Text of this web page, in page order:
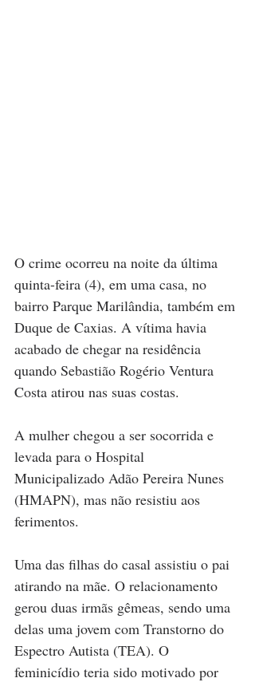
O crime ocorreu na noite da última
quinta-feira (4), em uma casa, no
bairro Parque Marilândia, também em
Duque de Caxias. A vítima havia
acabado de chegar na residência
quando Sebastião Rogério Ventura
Costa atirou nas suas costas.
A mulher chegou a ser socorrida e
levada para o Hospital
Municipalizado Adão Pereira Nunes
(HMAPN), mas não resistiu aos
ferimentos.
Uma das filhas do casal assistiu o pai
atirando na mãe. O relacionamento
gerou duas irmãs gêmeas, sendo uma
delas uma jovem com Transtorno do
Espectro Autista (TEA). O
feminicídio teria sido motivado por